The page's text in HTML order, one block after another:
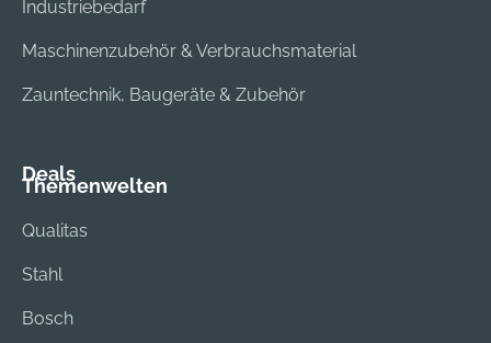
Industriebedarf
Maschinenzubehör & Verbrauchsmaterial
Zauntechnik, Baugeräte & Zubehör
Deals
Themenwelten
Qualitas
Stahl
Bosch